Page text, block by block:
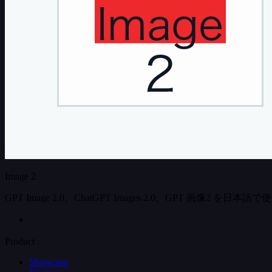
Image 2
GPT Image 2.0、ChatGPT Images 2.0、GPT 画像2 を日本語で
Product
Showcase